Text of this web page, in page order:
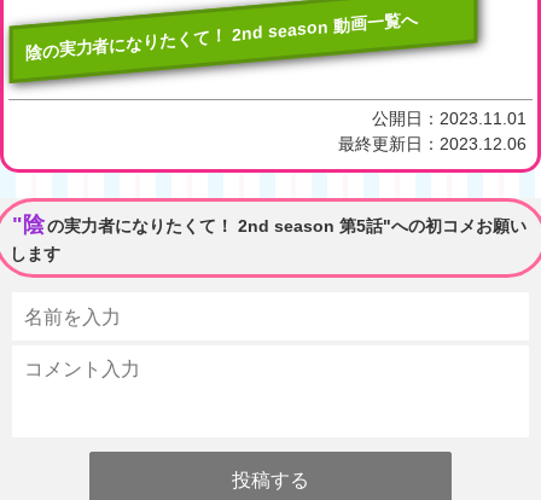
陰の実力者になりたくて！ 2nd season 動画一覧へ
公開日： 2023.11.01
最終更新日： 2023.12.06
"陰の実力者になりたくて！ 2nd season 第5話"への初コメお願い
します